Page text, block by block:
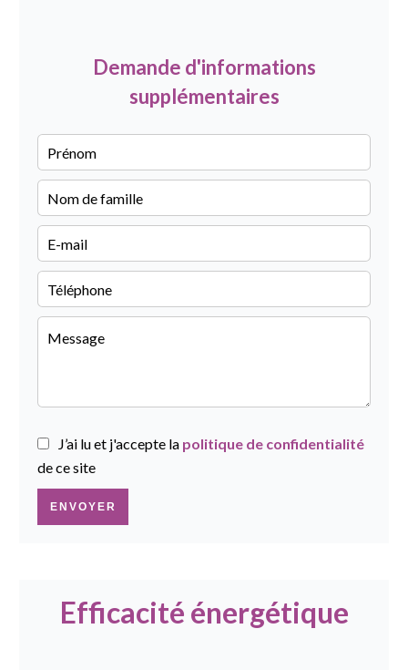
Demande d'informations
supplémentaires
J’ai lu et j'accepte la politique de confidentialité
de ce site
ENVOYER
Efficacité énergétique